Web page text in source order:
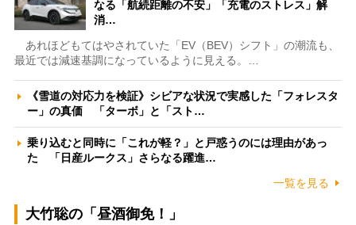
なる「航続距離の不安」「充電のストレス」解
消…
あれほどもてはやされていた「EV（BEV）シフト」の潮流も、
最近では減速基調になっているように見える。…
《雪道の対応力を検証》シビアな状況で実感した「フォレスタ
ー」の真価 「ターボ」と「スト…
乗り込むと同時に「これが軽？」と戸惑うのには理由があっ
た 「日産ルークス」さらなる躍進…
一覧を見る
大竹聡の「昼酒御免！」